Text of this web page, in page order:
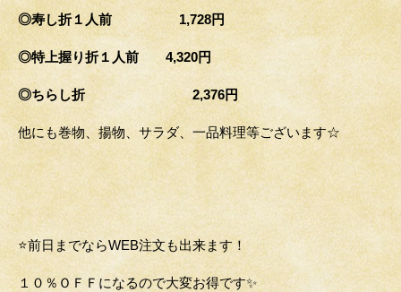
◎寿し折１人前 1,728円
◎特上握り折１人前 4,320円
◎ちらし折 2,376円
他にも巻物、揚物、サラダ、一品料理等ございます☆
⭐前日までならWEB注文も出来ます！
１０％ＯＦＦになるので大変お得です✨